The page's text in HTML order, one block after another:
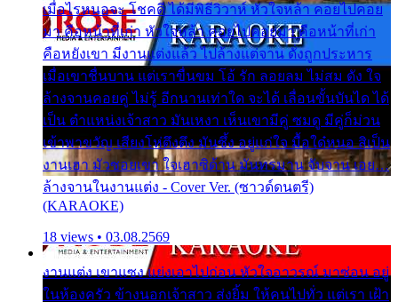
เมื่อไรหนอจะ โชคดี ได้มีพิธีวิวาห์ หัวใจหล้า คอยไปคอย
มา คือหน้าที่เก่า หัวใจหล้า คอยไปคอยมา คือหน้าที่เก่า
คือหยังเขา มีงานแต่งแล้ว ไปล้างแต่จาน ดั่งถูกประหาร
เมื่อเขาชื่นบาน แต่เราขื่นขม โอ้ รัก ลอยลม ไม่สม ดัง ใจ
ล้างจานคอยคู่ ไม่รู้ อีกนานเท่าใด จะได้ เลื่อนขั้นบันได ได้
เป็น ตำแหน่งเจ้าสาว มันเหงา เห็นเขามีคู่ ซมดู มีคู่ก็ม่วน
เข้าพาขวัญ เสียงโห่ตึงตึง มันซึ้ง อยู่แก่ใจ มื้อใด๋หนอ สิเป็น
งานเฮา มัวซอยเขา ใจเฮาซิด้าน มันทรมาน จับจาน เอย…
ล้างจานในงานแต่ง - Cover Ver. (ซาวด์ดนตรี)
(KARAOKE)
18 views • 03.08.2569
งานแต่ง เขาแซง แย่งเอาไปก่อน หัวใจอาวรณ์ มาซ่อน อยู่
ในห้องครัว ข้างนอกเจ้าสาว ส่งยิ้ม ให้คนไปทั่ว แต่เรา เฝ้า